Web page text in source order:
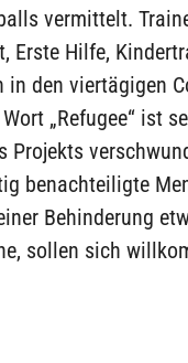
vermittelt.
Erste Hilfe,
in den viertägigen
„Refugee“ ist
Projekts
benachteiligte
Behinderung
sollen sich